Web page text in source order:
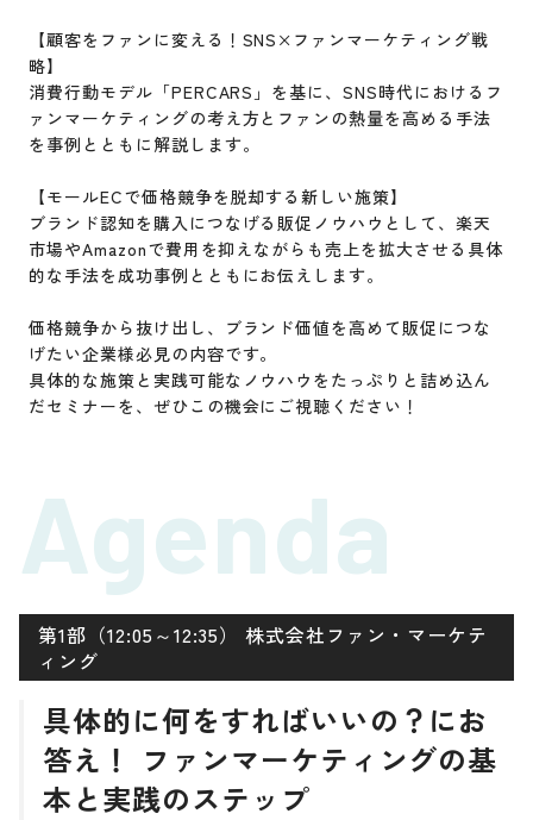
【顧客をファンに変える！SNS×ファンマーケティング戦
略】
消費行動モデル「PERCARS」を基に、SNS時代におけるフ
ァンマーケティングの考え方とファンの熱量を高める手法
を事例とともに解説します。
【モールECで価格競争を脱却する新しい施策】
ブランド認知を購入につなげる販促ノウハウとして、楽天
市場やAmazonで費用を抑えながらも売上を拡大させる具体
的な手法を成功事例とともにお伝えします。
価格競争から抜け出し、ブランド価値を高めて販促につな
げたい企業様必見の内容です。
具体的な施策と実践可能なノウハウをたっぷりと詰め込ん
だセミナーを、ぜひこの機会にご視聴ください！
Agenda
第1部（12:05～12:35） 株式会社ファン・マーケテ
ィング
具体的に何をすればいいの？にお
答え！ ファンマーケティングの基
本と実践のステップ